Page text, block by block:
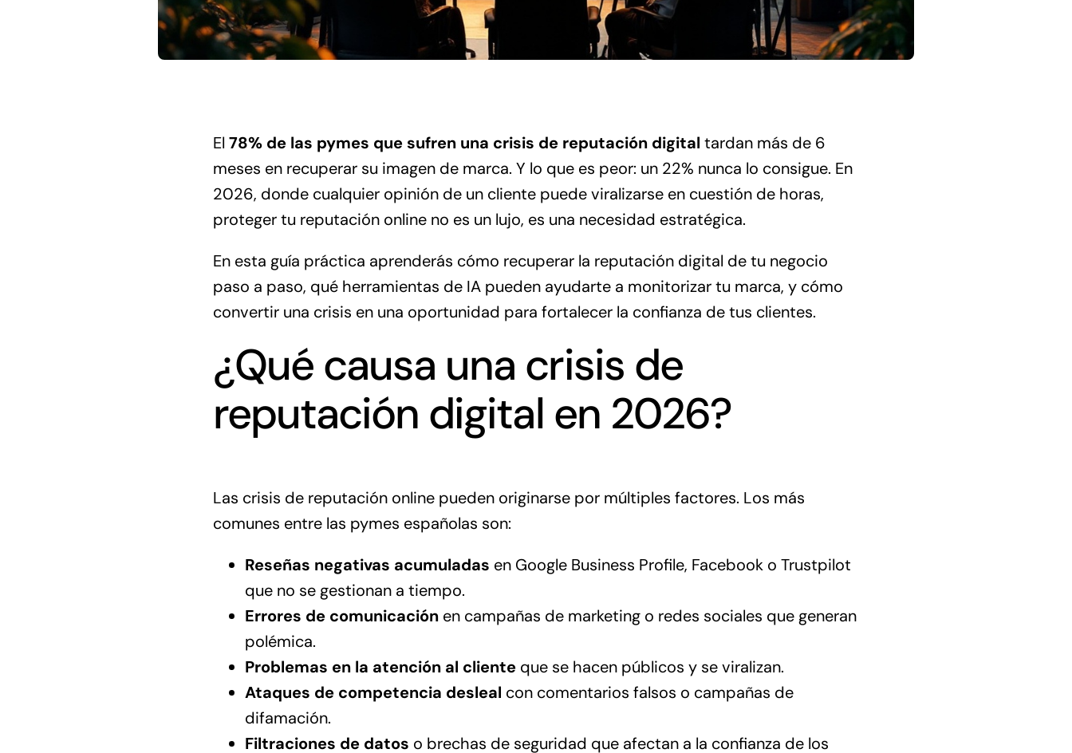
El 78% de las pymes que sufren una crisis de reputación digital tardan más de 6
meses en recuperar su imagen de marca. Y lo que es peor: un 22% nunca lo consigue. En
2026, donde cualquier opinión de un cliente puede viralizarse en cuestión de horas,
proteger tu reputación online no es un lujo, es una necesidad estratégica.
En esta guía práctica aprenderás cómo recuperar la reputación digital de tu negocio
paso a paso, qué herramientas de IA pueden ayudarte a monitorizar tu marca, y cómo
convertir una crisis en una oportunidad para fortalecer la confianza de tus clientes.
¿Qué causa una crisis de
reputación digital en 2026?
Las crisis de reputación online pueden originarse por múltiples factores. Los más
comunes entre las pymes españolas son:
Reseñas negativas acumuladas en Google Business Profile, Facebook o Trustpilot
que no se gestionan a tiempo.
Errores de comunicaciónen campañas de marketing o redes sociales que generan
polémica.
Problemas en la atención al clienteque se hacen públicos y se viralizan.
Ataques de competencia desleal con comentarios falsos o campañas de
difamación.
Filtraciones de datos o brechas de seguridad que afectan a la confianza de los